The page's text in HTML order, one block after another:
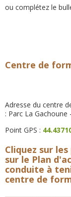
ou complétez le
Centre de
Adresse du centre
: Parc La Gachoune
Point GPS :
Cliquez sur
sur le Plan
conduite à
centre de